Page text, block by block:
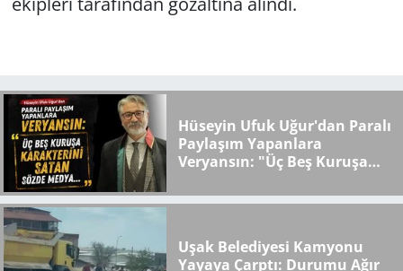
Hüseyin Ufuk Uğur'dan Paralı
Paylaşım Yapanlara
Veryansın: "Üç Beş Kuruşa
Medya..."
Uşak Belediyesi Kamyonu
Yayaya Çarptı: Durumu Ağır